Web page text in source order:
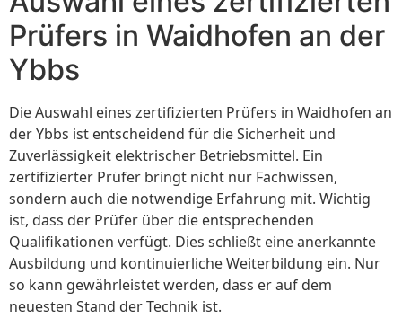
Prüfers in Waidhofen an der
Ybbs
Die Auswahl eines zertifizierten Prüfers in Waidhofen an
der Ybbs ist entscheidend für die Sicherheit und
Zuverlässigkeit elektrischer Betriebsmittel. Ein
zertifizierter Prüfer bringt nicht nur Fachwissen,
sondern auch die notwendige Erfahrung mit. Wichtig
ist, dass der Prüfer über die entsprechenden
Qualifikationen verfügt. Dies schließt eine anerkannte
Ausbildung und kontinuierliche Weiterbildung ein. Nur
so kann gewährleistet werden, dass er auf dem
neuesten Stand der Technik ist.